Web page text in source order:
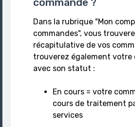
Dans la rubrique "Mon
commandes", vous
récapitulative de vos
trouverez également votre
avec son statut :
En cours = votre
cours de traitement
services